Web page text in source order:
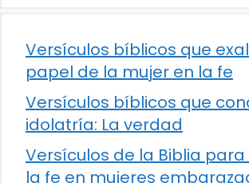
Versículos bíblicos que
papel de la mujer en la fe
Versículos bíblicos que
idolatría: La verdad
Versículos de la Biblia
la fe en mujeres